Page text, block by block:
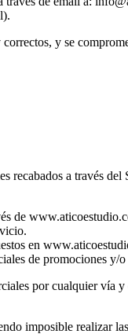
y se
a través
de
en
de promociones
por cualquier vía
imposible realizar